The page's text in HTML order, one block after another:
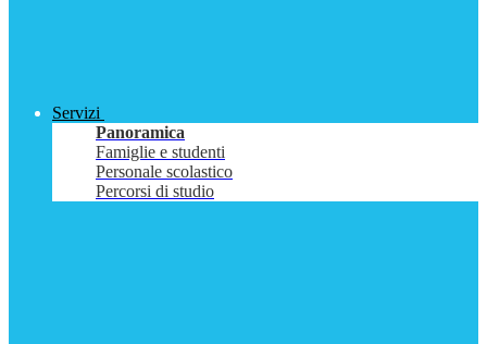
Servizi
Panoramica
Famiglie e studenti
Personale scolastico
Percorsi di studio